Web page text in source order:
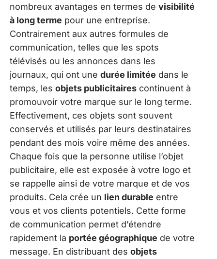
nombreux avantages en termes de visibilité
à long terme pour une entreprise.
Contrairement aux autres formules de
communication, telles que les spots
télévisés ou les annonces dans les
journaux, qui ont une durée limitée dans le
temps, les objets publicitaires continuent à
promouvoir votre marque sur le long terme.
Effectivement, ces objets sont souvent
conservés et utilisés par leurs destinataires
pendant des mois voire même des années.
Chaque fois que la personne utilise l’objet
publicitaire, elle est exposée à votre logo et
se rappelle ainsi de votre marque et de vos
produits. Cela crée un lien durable entre
vous et vos clients potentiels. Cette forme
de communication permet d’étendre
rapidement la portée géographique de votre
message. En distribuant des objets